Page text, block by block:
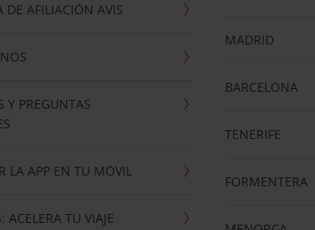
DE AFILIACIÓN AVIS
Y PREGUNTAS
LA APP EN TU MÓVIL
ACELERA TU VIAJE
MADRID
BARCELONA
TENERIFE
FORMENTERA